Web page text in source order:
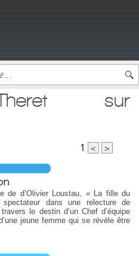
sur
1 < >
de d’Olivier Loustau, « La fille du
dans une relecture de
le destin d’un Chef d’équipe
jeune femme qui se révèle être